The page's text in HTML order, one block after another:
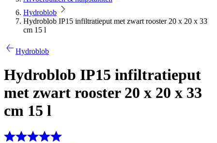
Hydroblob
Hydroblob IP15 infiltratieput met zwart rooster 20 x 20 x 33
cm 15 l
Hydroblob
Hydroblob IP15 infiltratieput
met zwart rooster 20 x 20 x 33
cm 15 l